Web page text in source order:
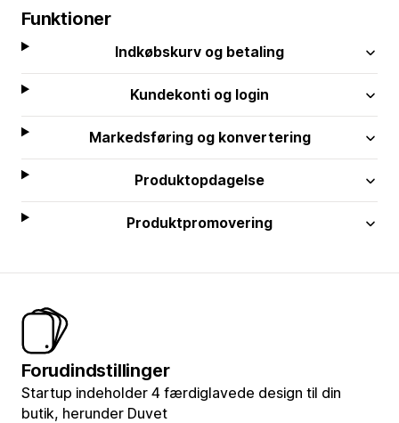
Funktioner
Indkøbskurv og betaling
Kundekonti og login
Markedsføring og konvertering
Produktopdagelse
Produktpromovering
Forudindstillinger
Startup indeholder 4 færdiglavede design til din
butik, herunder Duvet